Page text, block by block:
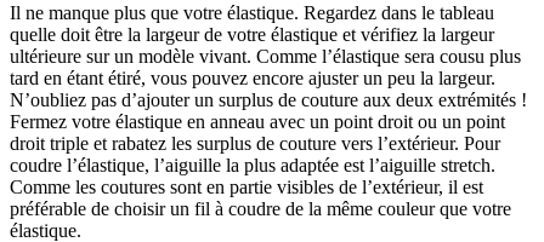
Il ne manque plus que votre élastique. Regardez dans le tableau
quelle doit être la largeur de votre élastique et vérifiez la largeur
ultérieure sur un modèle vivant. Comme l’élastique sera cousu plus
tard en étant étiré, vous pouvez encore ajuster un peu la largeur.
N’oubliez pas d’ajouter un surplus de couture aux deux extrémités !
Fermez votre élastique en anneau avec un point droit ou un point
droit triple et rabatez les surplus de couture vers l’extérieur. Pour
coudre l’élastique, l’aiguille la plus adaptée est l’aiguille stretch.
Comme les coutures sont en partie visibles de l’extérieur, il est
préférable de choisir un fil à coudre de la même couleur que votre
élastique.